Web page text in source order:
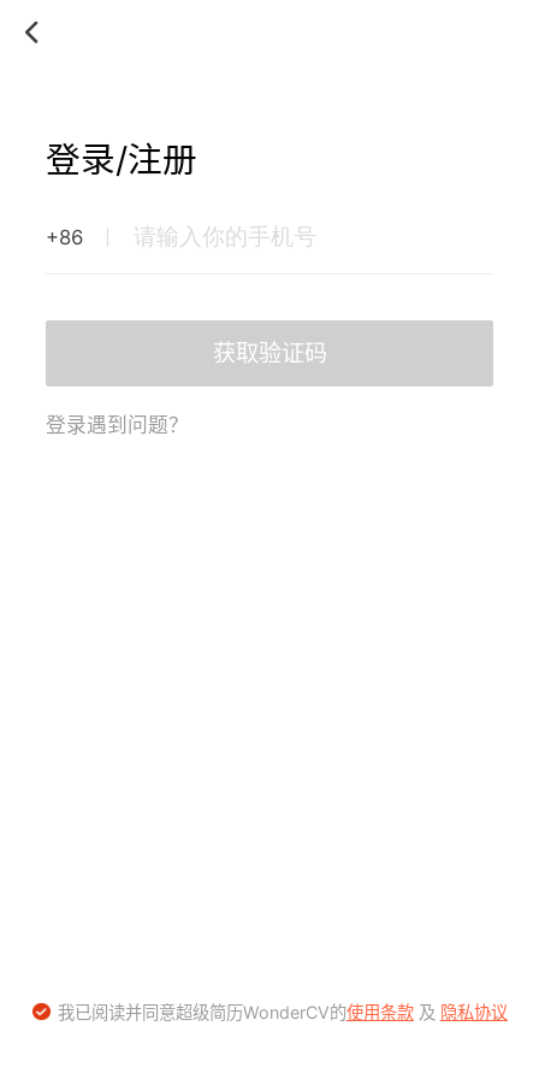
登录/注册
+86
获取验证码
登录遇到问题？
我已阅读并同意超级简历WonderCV的使用条款及 隐私协议